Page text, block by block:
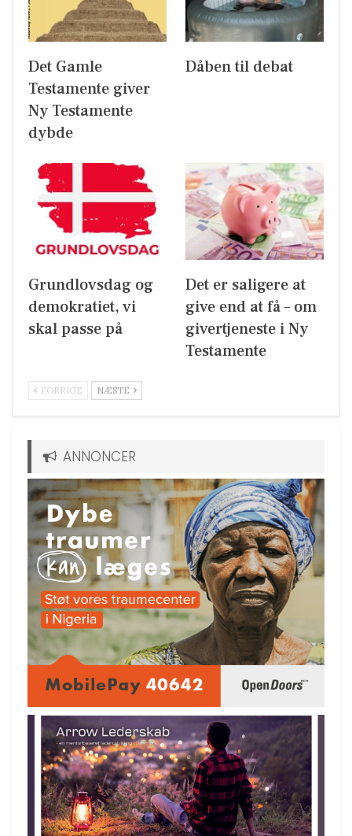
Det Gamle
Testamente giver
Ny Testamente
dybde
Dåben til debat
Grundlovsdag og
demokratiet, vi
skal passe på
Det er saligere at
give end at få – om
givertjeneste i Ny
Testamente
FORRIGE NÆSTE
ANNONCER